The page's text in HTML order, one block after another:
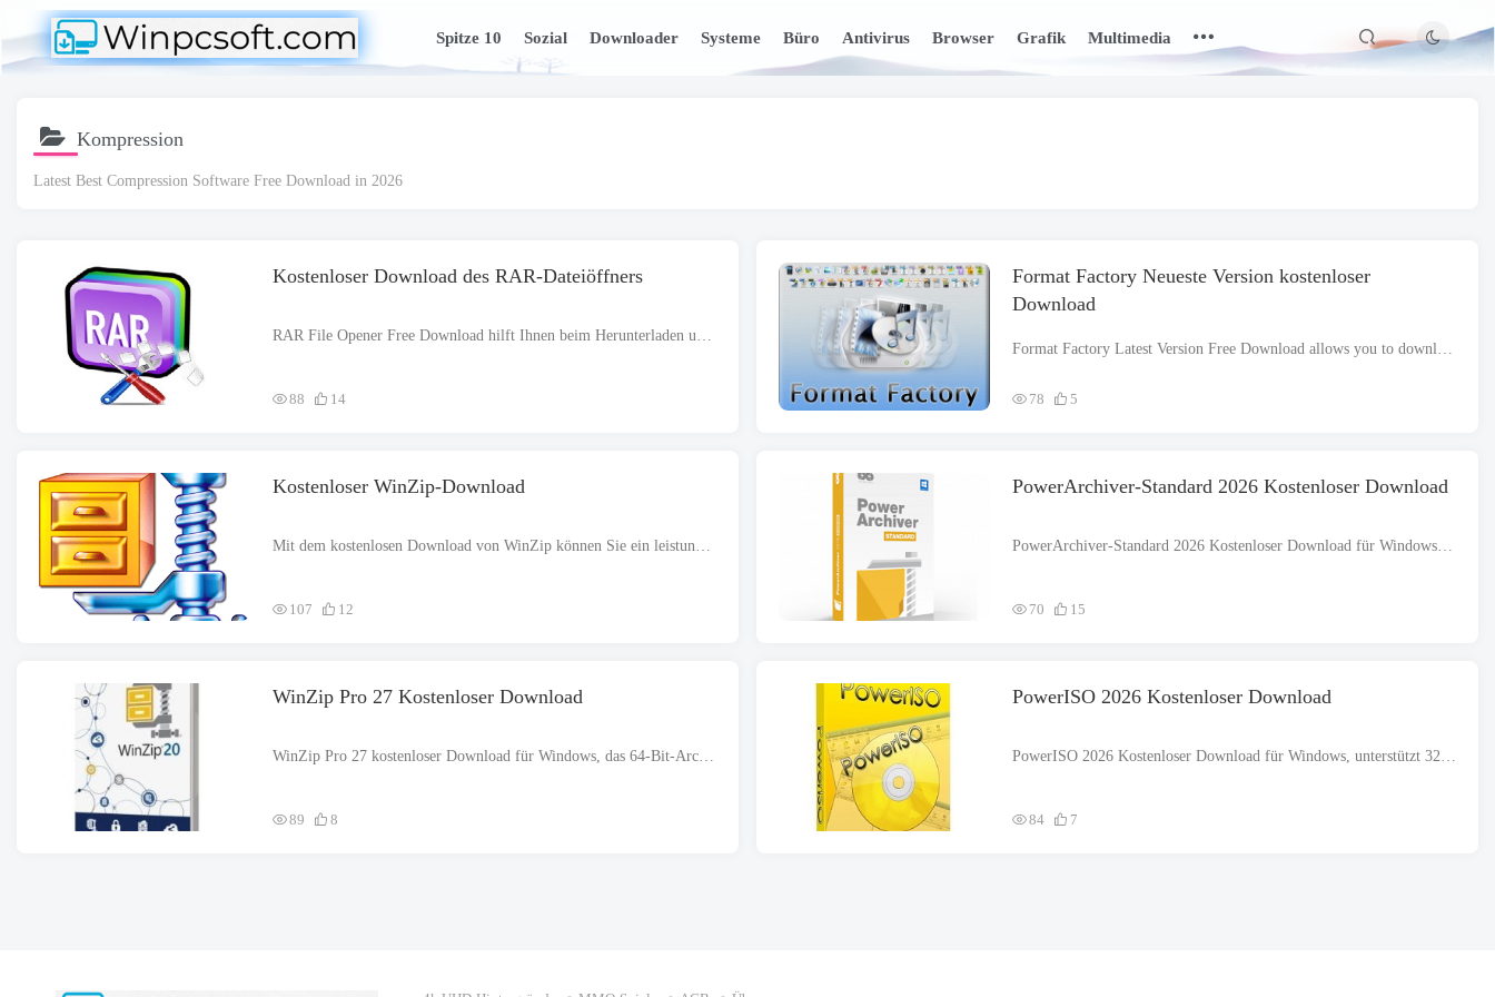
Spitze 10 Sozial Downloader Systeme Büro Antivirus Browser Grafik Multimedia
Kompression
Latest Best Compression Software Free Download in 2026
Kostenloser Download des RAR-Dateiöffners
88 14
Format Factory Neueste Version kostenloser
Download
Format Factory Latest Version Free Download allows you to download and install the latest version of Format Factory on your PC
78 5
Kostenloser WinZip-Download
107 12
PowerArchiver-Standard 2026 Kostenloser Download
70 15
WinZip Pro 27 Kostenloser Download
89 8
PowerISO 2026 Kostenloser Download
84 7